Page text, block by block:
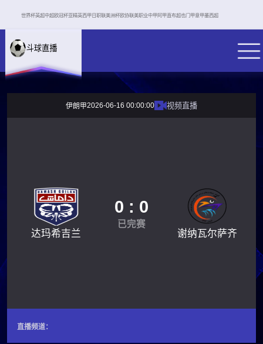
世界杯英超中超欧冠杯亚精英西甲日职联美洲杯欧协联美职业中甲阿甲直布超也门甲意甲墨西超
伊朗甲2026-06-16 00:00:00 视频直播
达玛希吉兰
0 : 0
已完赛
谢纳瓦尔萨齐
直播频道：